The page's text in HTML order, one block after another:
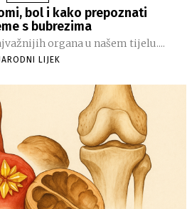
bol i kako prepoznati
s bubrezima
organa u našem tijelu....
LIJEK